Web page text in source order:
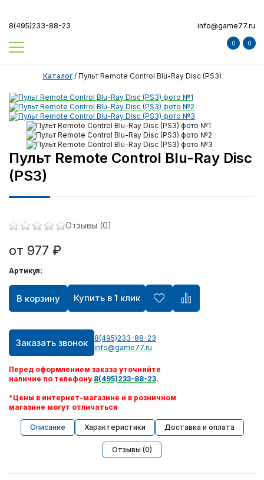
8(495)233-88-23 info@game77.ru
0 0
Каталог/ Пульт Remote Control Blu-Ray Disc (PS3)
Пульт Remote Control Blu-Ray Disc
(PS3)
Отзывы (0)
от 977 ₽
Артикул:
В корзину Купить в 1 клик
Заказать звонок
8(495)233-88-23
info@game77.ru
Перед оформлением заказа уточняйте
наличие по телефону 8(495)233-88-23.
*Цены в интернет-магазине и в розничном
магазине могут отличаться
Описание Характеристики Доставка и оплата
Отзывы (0)